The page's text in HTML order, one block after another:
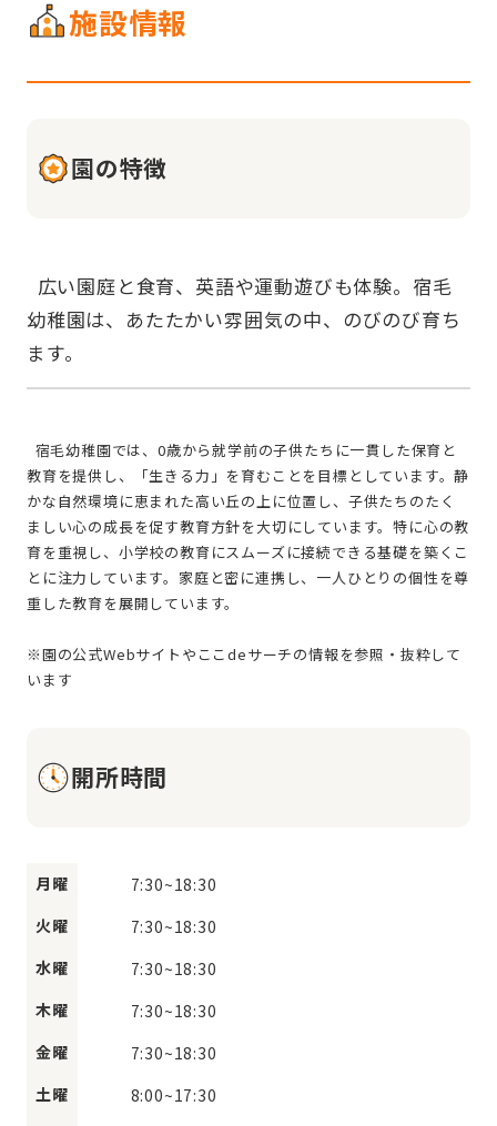
施設情報
園の特徴
幼稚園は、あたたかい雰囲気の中、のびのび育ち
教育を提供し、「生きる力」を育むことを目標としています。静
かな自然環境に恵まれた高い丘の上に位置し、子供たちのたく
ましい心の成長を促す教育方針を大切にしています。特に心の教
育を重視し、小学校の教育にスムーズに接続できる基礎を築くこ
とに注力しています。家庭と密に連携し、一人ひとりの個性を尊
重した教育を展開しています。
※園の公式Webサイトやここdeサーチの情報を参照・抜粋して
開所時間
月曜 7:30~18:30
火曜
7:30~18:30
水曜
7:30~18:30
木曜
7:30~18:30
金曜
7:30~18:30
土曜
8:00~17:30